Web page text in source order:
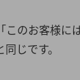
のお客様に
じです。